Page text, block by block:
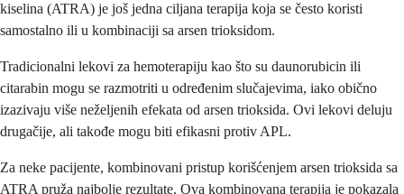
kiselina (ATRA) je još jedna ciljana terapija koja se često koristi
samostalno ili u kombinaciji sa arsen trioksidom.
Tradicionalni lekovi za hemoterapiju kao što su daunorubicin ili
citarabin mogu se razmotriti u određenim slučajevima, iako obično
izazivaju više neželjenih efekata od arsen trioksida. Ovi lekovi deluju
drugačije, ali takođe mogu biti efikasni protiv APL.
Za neke pacijente, kombinovani pristup korišćenjem arsen trioksida sa
ATRA pruža najbolje rezultate. Ova kombinovana terapija je pokazala